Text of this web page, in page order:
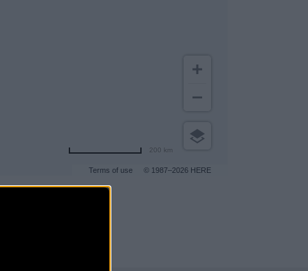
Terms of use © 1987–2026 HERE
200 km
a más clientes